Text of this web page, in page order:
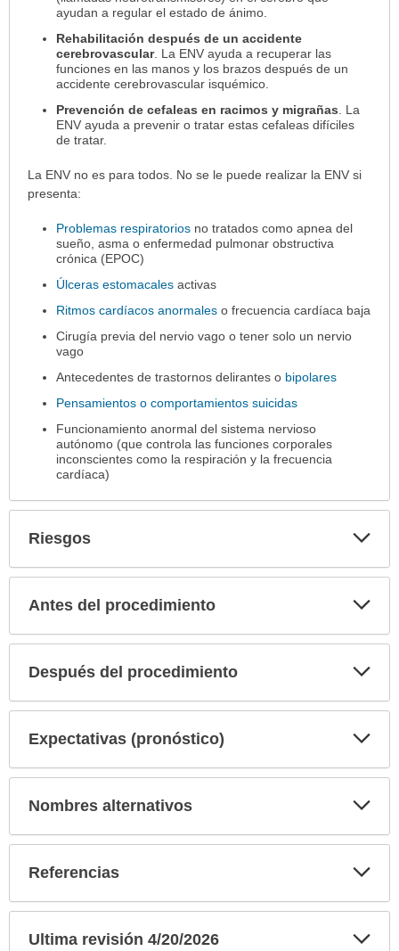
ayudan a regular el estado de ánimo.
Rehabilitación después de un accidente
cerebrovascular. La ENV ayuda a recuperar las
funciones en las manos y los brazos después de un
accidente cerebrovascular isquémico.
Prevención de cefaleas en racimos y migrañas. La
ENV ayuda a prevenir o tratar estas cefaleas difíciles
de tratar.
La ENV no es para todos. No se le puede realizar la ENV si
presenta:
Problemas respiratorios no tratados como apnea del
sueño, asma o enfermedad pulmonar obstructiva
crónica (EPOC)
Úlceras estomacales activas
Ritmos cardíacos anormales o frecuencia cardíaca baja
Cirugía previa del nervio vago o tener solo un nervio
vago
Antecedentes de trastornos delirantes o bipolares
Pensamientos o comportamientos suicidas
Funcionamiento anormal del sistema nervioso
autónomo (que controla las funciones corporales
inconscientes como la respiración y la frecuencia
cardíaca)
Riesgos
Antes del procedimiento
Después del procedimiento
Expectativas (pronóstico)
Nombres alternativos
Referencias
Ultima revisión 4/20/2026